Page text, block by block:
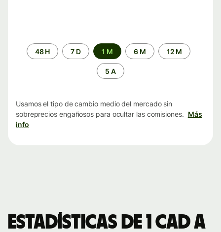
Periodo48 H 7 D 1 M 6 M 12 M
5 A
Usamos el tipo de cambio medio del mercado sin
sobreprecios engañosos para ocultar las comisiones. Más
info
Estadísticas de 1 CAD a